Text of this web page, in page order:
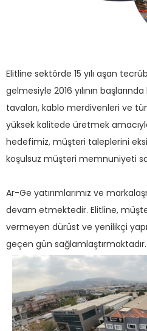
Elitline sektörde 15 yılı aşan
gelmesiyle 2016 yılının
tavaları, kablo merdivenleri ve
yüksek kalitede üretmek
hedefimiz, müşteri taleplerini
koşulsuz müşteri memnuniyeti
Ar-Ge yatırımlarımız ve
devam etmektedir. Elitline,
vermeyen dürüst ve yenilikçi
geçen gün sağlamlaştırmaktadır.